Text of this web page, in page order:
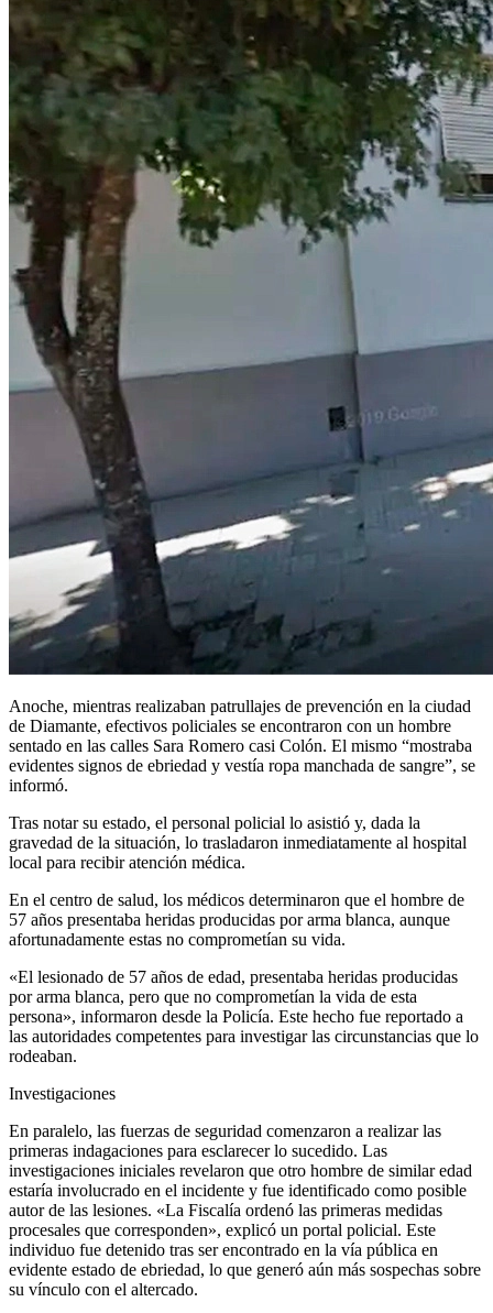
Anoche, mientras realizaban patrullajes de prevención en la ciudad
de Diamante, efectivos policiales se encontraron con un hombre
sentado en las calles Sara Romero casi Colón. El mismo “mostraba
evidentes signos de ebriedad y vestía ropa manchada de sangre”, se
informó.
Tras notar su estado, el personal policial lo asistió y, dada la
gravedad de la situación, lo trasladaron inmediatamente al hospital
local para recibir atención médica.
En el centro de salud, los médicos determinaron que el hombre de
57 años presentaba heridas producidas por arma blanca, aunque
afortunadamente estas no comprometían su vida.
«El lesionado de 57 años de edad, presentaba heridas producidas
por arma blanca, pero que no comprometían la vida de esta
persona», informaron desde la Policía. Este hecho fue reportado a
las autoridades competentes para investigar las circunstancias que lo
rodeaban.
Investigaciones
En paralelo, las fuerzas de seguridad comenzaron a realizar las
primeras indagaciones para esclarecer lo sucedido. Las
investigaciones iniciales revelaron que otro hombre de similar edad
estaría involucrado en el incidente y fue identificado como posible
autor de las lesiones. «La Fiscalía ordenó las primeras medidas
procesales que corresponden», explicó un portal policial. Este
individuo fue detenido tras ser encontrado en la vía pública en
evidente estado de ebriedad, lo que generó aún más sospechas sobre
su vínculo con el altercado.